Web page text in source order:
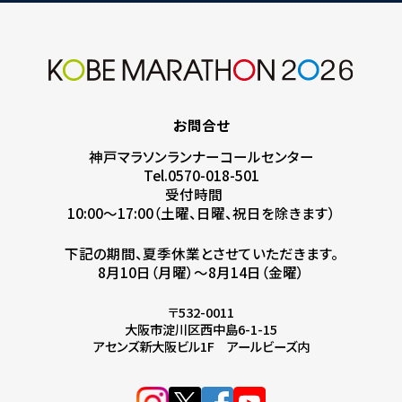
お問合せ
神戸マラソンランナーコールセンター
Tel.0570-018-501
受付時間
10:00～17:00（土曜、日曜、祝日を除きます）
下記の期間、夏季休業とさせていただきます。
8月10日（月曜）～8月14日（金曜）
〒532-0011
大阪市淀川区西中島6-1-15
アセンズ新大阪ビル1F アールビーズ内